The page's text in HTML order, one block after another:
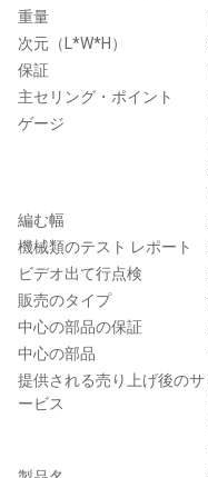
重量
次元（L*W*H）
保証
主セリング・ポイント
ゲージ
編む幅
機械類のテスト レポート
ビデオ出て行点検
販売のタイプ
中心の部品の保証
中心の部品
提供される売り上げ後のサ
ービス